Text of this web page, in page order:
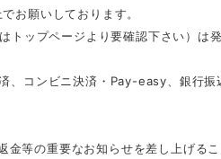
お願いしております。
ップページより要確認下さい）は
コンビニ決済・Pay-easy、銀行振
等の重要なお知らせを差し上げる